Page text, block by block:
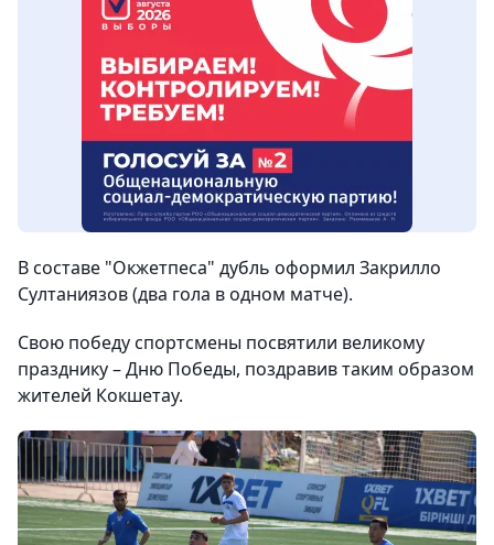
В составе "Окжетпеса" дубль оформил Закрилло
Султаниязов (два гола в одном матче).
Свою победу спортсмены посвятили великому
празднику – Дню Победы, поздравив таким образом
жителей Кокшетау.